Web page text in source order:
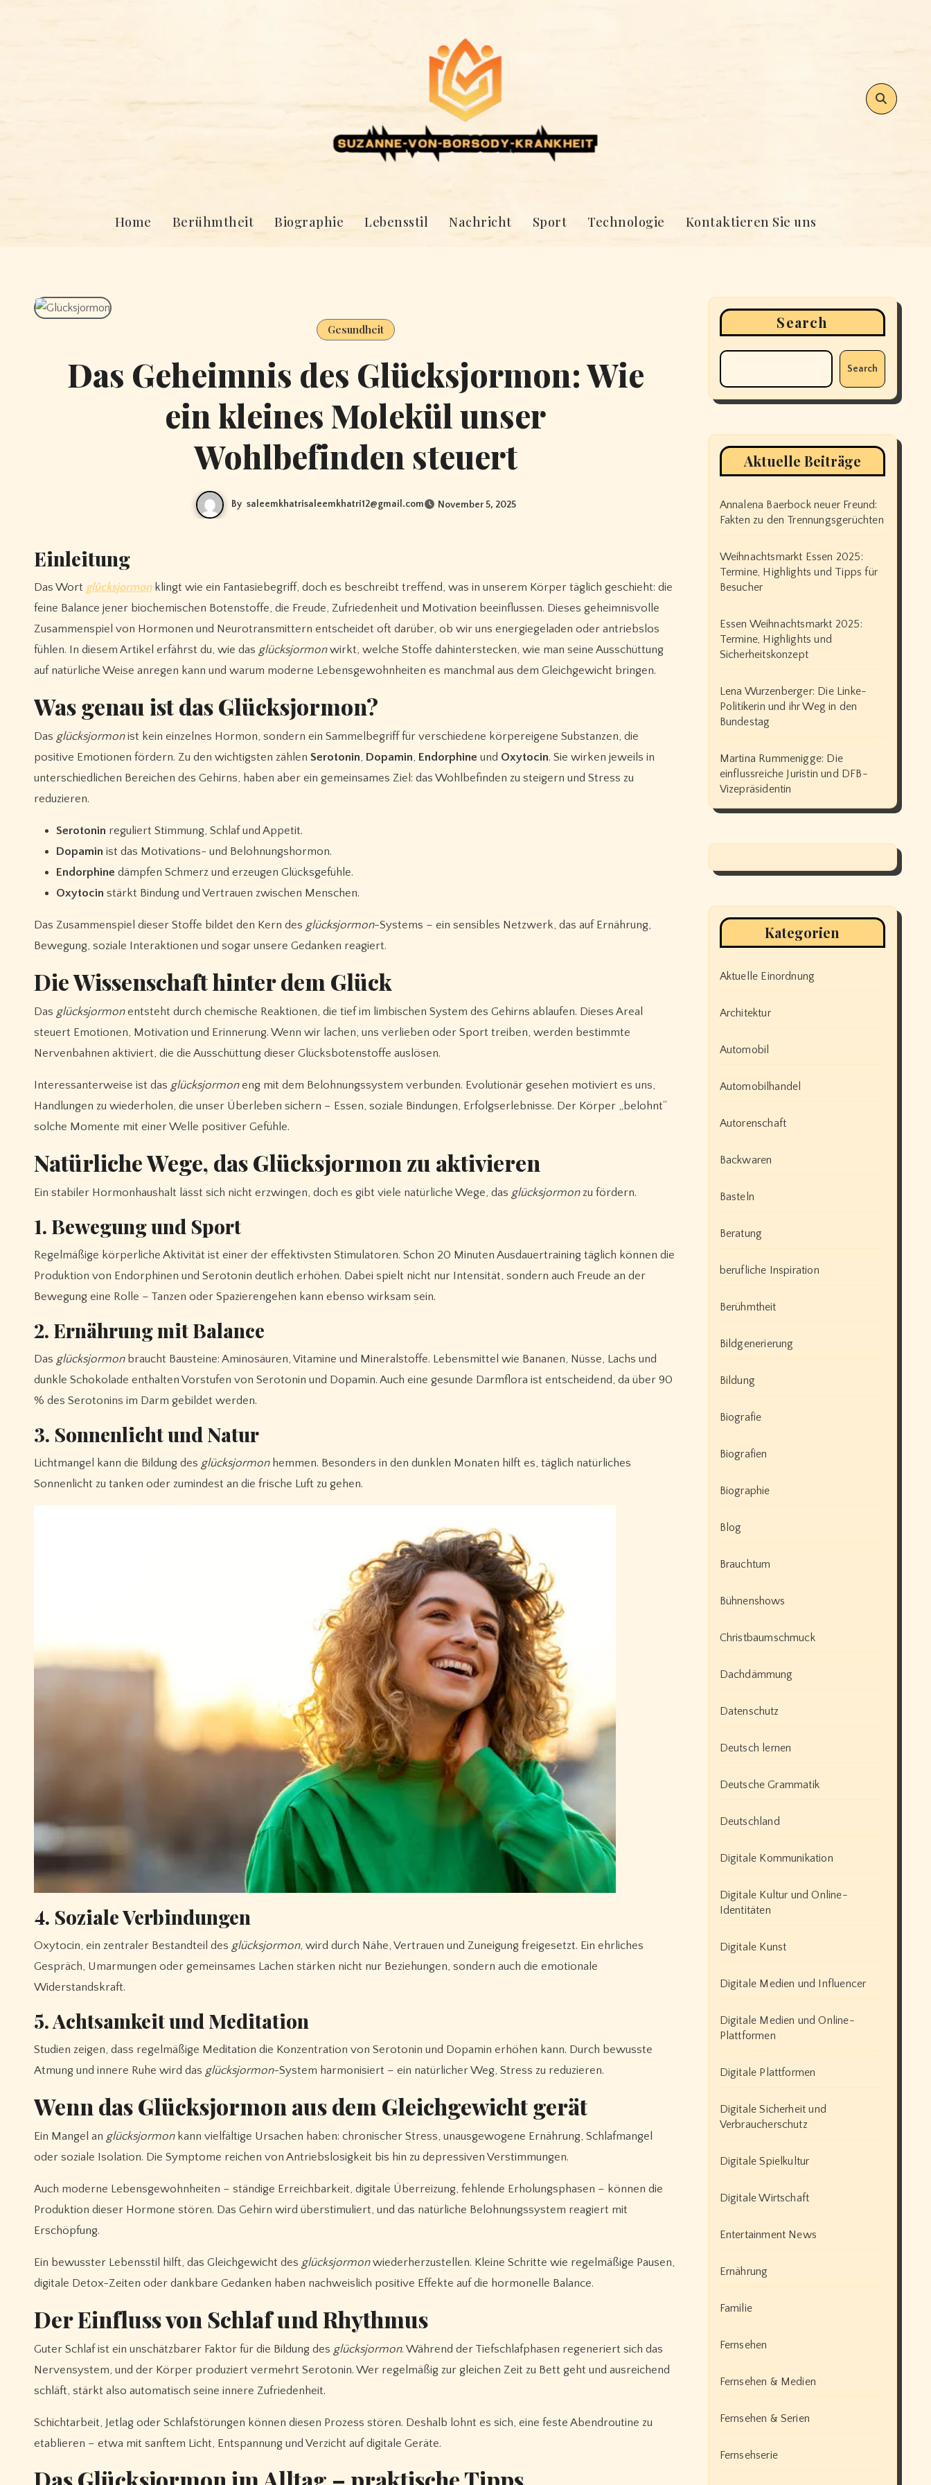
Home Berühmtheit Biographie Lebensstil Nachricht Sport Technologie Kontaktieren Sie uns
Gesundheit
Das Geheimnis des Glücksjormon: Wie
ein kleines Molekül unser
Wohlbefinden steuert
By saleemkhatrisaleemkhatri12@gmail.com November 5, 2025
Einleitung
Das Wort glücksjormonklingt wie ein Fantasiebegriff, doch es beschreibt treffend, was in unserem Körper täglich geschieht: die
feine Balance jener biochemischen Botenstoffe, die Freude, Zufriedenheit und Motivation beeinflussen. Dieses geheimnisvolle
Zusammenspiel von Hormonen und Neurotransmittern entscheidet oft darüber, ob wir uns energiegeladen oder antriebslos
fühlen. In diesem Artikel erfährst du, wie das glücksjormonwirkt, welche Stoffe dahinterstecken, wie man seine Ausschüttung
auf natürliche Weise anregen kann und warum moderne Lebensgewohnheiten es manchmal aus dem Gleichgewicht bringen.
Was genau ist das Glücksjormon?
Das glücksjormonist kein einzelnes Hormon, sondern ein Sammelbegriff für verschiedene körpereigene Substanzen, die
positive Emotionen fördern. Zu den wichtigsten zählen Serotonin, Dopamin, Endorphine und Oxytocin. Sie wirken jeweils in
unterschiedlichen Bereichen des Gehirns, haben aber ein gemeinsames Ziel: das Wohlbefinden zu steigern und Stress zu
reduzieren.
Serotonin reguliert Stimmung, Schlaf und Appetit.
Dopamin ist das Motivations- und Belohnungshormon.
Endorphine dämpfen Schmerz und erzeugen Glücksgefühle.
Oxytocin stärkt Bindung und Vertrauen zwischen Menschen.
Das Zusammenspiel dieser Stoffe bildet den Kern des glücksjormon-Systems – ein sensibles Netzwerk, das auf Ernährung,
Bewegung, soziale Interaktionen und sogar unsere Gedanken reagiert.
Die Wissenschaft hinter dem Glück
Das glücksjormonentsteht durch chemische Reaktionen, die tief im limbischen System des Gehirns ablaufen. Dieses Areal
steuert Emotionen, Motivation und Erinnerung. Wenn wir lachen, uns verlieben oder Sport treiben, werden bestimmte
Nervenbahnen aktiviert, die die Ausschüttung dieser Glücksbotenstoffe auslösen.
Interessanterweise ist das glücksjormoneng mit dem Belohnungssystem verbunden. Evolutionär gesehen motiviert es uns,
Handlungen zu wiederholen, die unser Überleben sichern – Essen, soziale Bindungen, Erfolgserlebnisse. Der Körper „belohnt“
solche Momente mit einer Welle positiver Gefühle.
Natürliche Wege, das Glücksjormon zu aktivieren
Ein stabiler Hormonhaushalt lässt sich nicht erzwingen, doch es gibt viele natürliche Wege, das glücksjormonzu fördern.
1. Bewegung und Sport
Regelmäßige körperliche Aktivität ist einer der effektivsten Stimulatoren. Schon 20 Minuten Ausdauertraining täglich können die
Produktion von Endorphinen und Serotonin deutlich erhöhen. Dabei spielt nicht nur Intensität, sondern auch Freude an der
Bewegung eine Rolle – Tanzen oder Spazierengehen kann ebenso wirksam sein.
2. Ernährung mit Balance
Das glücksjormonbraucht Bausteine: Aminosäuren, Vitamine und Mineralstoffe. Lebensmittel wie Bananen, Nüsse, Lachs und
dunkle Schokolade enthalten Vorstufen von Serotonin und Dopamin. Auch eine gesunde Darmflora ist entscheidend, da über 90
% des Serotonins im Darm gebildet werden.
3. Sonnenlicht und Natur
Lichtmangel kann die Bildung des glücksjormonhemmen. Besonders in den dunklen Monaten hilft es, täglich natürliches
Sonnenlicht zu tanken oder zumindest an die frische Luft zu gehen.
4. Soziale Verbindungen
Oxytocin, ein zentraler Bestandteil des glücksjormon, wird durch Nähe, Vertrauen und Zuneigung freigesetzt. Ein ehrliches
Gespräch, Umarmungen oder gemeinsames Lachen stärken nicht nur Beziehungen, sondern auch die emotionale
Widerstandskraft.
5. Achtsamkeit und Meditation
Studien zeigen, dass regelmäßige Meditation die Konzentration von Serotonin und Dopamin erhöhen kann. Durch bewusste
Atmung und innere Ruhe wird das glücksjormon-System harmonisiert – ein natürlicher Weg, Stress zu reduzieren.
Wenn das Glücksjormon aus dem Gleichgewicht gerät
Ein Mangel an glücksjormonkann vielfältige Ursachen haben: chronischer Stress, unausgewogene Ernährung, Schlafmangel
oder soziale Isolation. Die Symptome reichen von Antriebslosigkeit bis hin zu depressiven Verstimmungen.
Auch moderne Lebensgewohnheiten – ständige Erreichbarkeit, digitale Überreizung, fehlende Erholungsphasen – können die
Produktion dieser Hormone stören. Das Gehirn wird überstimuliert, und das natürliche Belohnungssystem reagiert mit
Erschöpfung.
Ein bewusster Lebensstil hilft, das Gleichgewicht des glücksjormonwiederherzustellen. Kleine Schritte wie regelmäßige Pausen,
digitale Detox-Zeiten oder dankbare Gedanken haben nachweislich positive Effekte auf die hormonelle Balance.
Der Einfluss von Schlaf und Rhythmus
Guter Schlaf ist ein unschätzbarer Faktor für die Bildung des glücksjormon. Während der Tiefschlafphasen regeneriert sich das
Nervensystem, und der Körper produziert vermehrt Serotonin. Wer regelmäßig zur gleichen Zeit zu Bett geht und ausreichend
schläft, stärkt also automatisch seine innere Zufriedenheit.
Schichtarbeit, Jetlag oder Schlafstörungen können diesen Prozess stören. Deshalb lohnt es sich, eine feste Abendroutine zu
etablieren – etwa mit sanftem Licht, Entspannung und Verzicht auf digitale Geräte.
Search
Search
Aktuelle Beiträge
Annalena Baerbock neuer Freund:
Fakten zu den Trennungsgerüchten
Weihnachtsmarkt Essen 2025:
Termine, Highlights und Tipps für
Besucher
Essen Weihnachtsmarkt 2025:
Termine, Highlights und
Sicherheitskonzept
Lena Wurzenberger: Die Linke-
Politikerin und ihr Weg in den
Bundestag
Martina Rummenigge: Die
einflussreiche Juristin und DFB-
Vizepräsidentin
Kategorien
Aktuelle Einordnung
Architektur
Automobil
Automobilhandel
Autorenschaft
Backwaren
Basteln
Beratung
berufliche Inspiration
Berühmtheit
Bildgenerierung
Bildung
Biografie
Biografien
Biographie
Blog
Brauchtum
Bühnenshows
Christbaumschmuck
Dachdämmung
Datenschutz
Deutsch lernen
Deutsche Grammatik
Deutschland
Digitale Kommunikation
Digitale Kultur und Online-
Identitäten
Digitale Kunst
Digitale Medien und Influencer
Digitale Medien und Online-
Plattformen
Digitale Plattformen
Digitale Sicherheit und
Verbraucherschutz
Digitale Spielkultur
Digitale Wirtschaft
Entertainment News
Ernährung
Familie
Fernsehen
Fernsehen & Medien
Fernsehen & Serien
Fernsehserie